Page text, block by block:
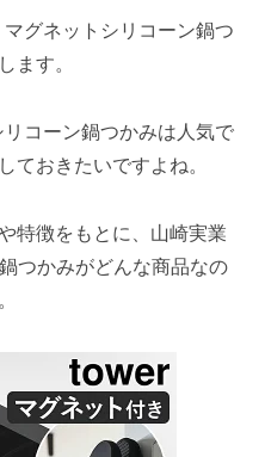
グネットシリコーン鍋つ
ます。
コーン鍋つかみは人気で
ておきたいですよね。
特徴をもとに、山崎実業
つかみがどんな商品なの